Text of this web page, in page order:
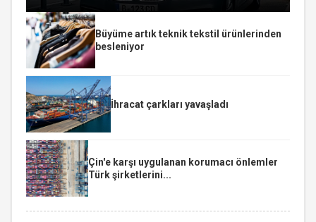
Büyüme artık teknik tekstil ürünlerinden
besleniyor
İhracat çarkları yavaşladı
Çin'e karşı uygulanan korumacı önlemler
Türk şirketlerini...